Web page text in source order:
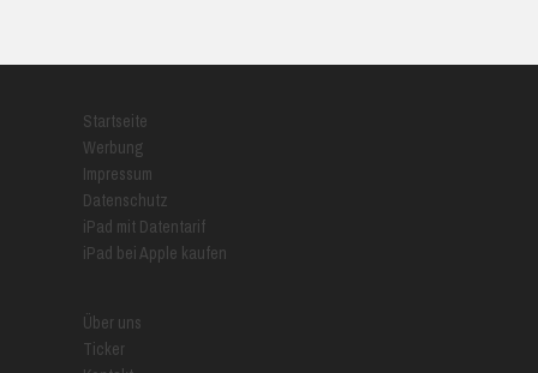
Startseite
Werbung
Impressum
Datenschutz
iPad mit Datentarif
iPad bei Apple kaufen
Über uns
Ticker